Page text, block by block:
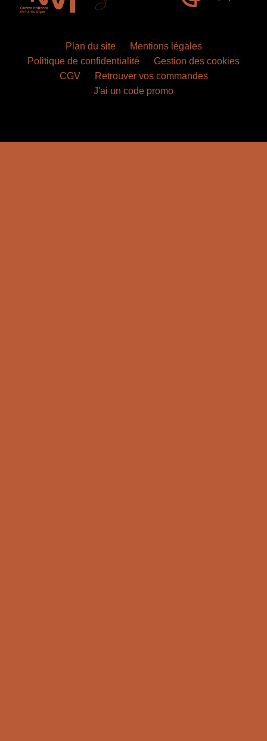
Plan du site
Mentions légales
Politique de confidentialité
Gestion des cookies
CGV
Retrouver vos commandes
J'ai un code promo